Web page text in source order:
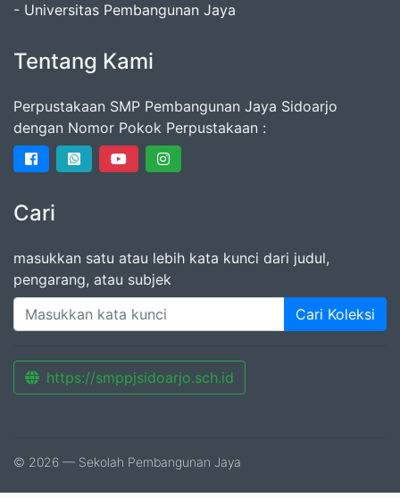
- Universitas Pembangunan Jaya
Tentang Kami
Perpustakaan SMP Pembangunan Jaya Sidoarjo
dengan Nomor Pokok Perpustakaan :
Cari
masukkan satu atau lebih kata kunci dari judul,
pengarang, atau subjek
Cari Koleksi
https://smppjsidoarjo.sch.id
© 2026 — Sekolah Pembangunan Jaya